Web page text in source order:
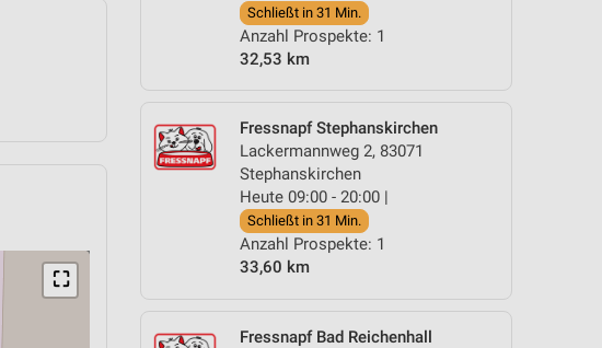
Schließt in 31 Min.
Anzahl Prospekte: 1
32,53 km
Fressnapf Stephanskirchen
Lackermannweg 2, 83071
Stephanskirchen
Heute 09:00 - 20:00 |
Schließt in 31 Min.
Anzahl Prospekte: 1
33,60 km
Fressnapf Bad Reichenhall
⛶